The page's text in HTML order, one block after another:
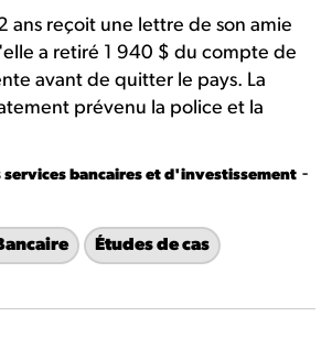
ans reçoit une lettre de son amie
a retiré 1 940 $ du compte de
avant de quitter le pays. La
prévenu la police et la
services bancaires et d'investissement -
Études de cas